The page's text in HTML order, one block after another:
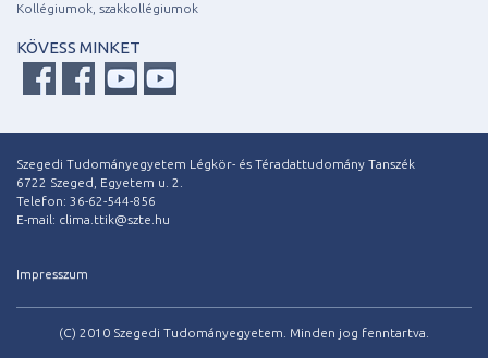
Kollégiumok, szakkollégiumok
KÖVESS MINKET
Szegedi Tudományegyetem Légkör- és Téradattudomány Tanszék
6722 Szeged, Egyetem u. 2.
Telefon: 36-62-544-856
E-mail: clima.ttik@szte.hu
Impresszum
(C) 2010 Szegedi Tudományegyetem. Minden jog fenntartva.